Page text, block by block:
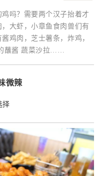
吗？需要两个汉子抬着才
大虾，小章鱼食肉兽们有
鸡肉，芝士薯条，炸鸡，
蘸酱 蔬菜沙拉……
微辣
择